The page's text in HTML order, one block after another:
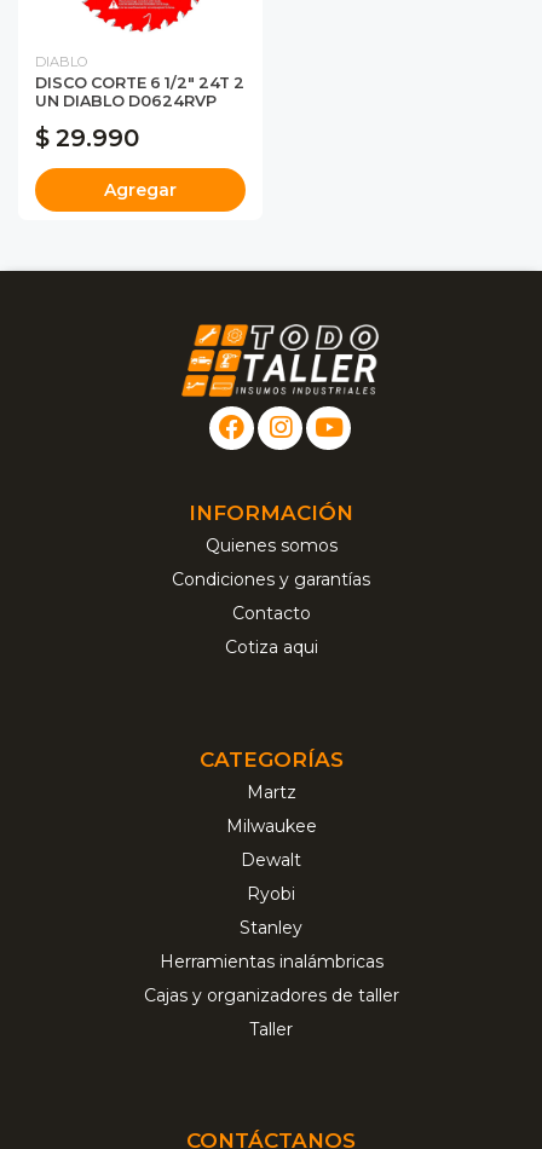
DIABLO
DISCO CORTE 6 1/2" 24T 2
UN DIABLO D0624RVP
$ 29.990
Agregar
INFORMACIÓN
Quienes somos
Condiciones y garantías
Contacto
Cotiza aqui
CATEGORÍAS
Martz
Milwaukee
Dewalt
Ryobi
Stanley
Herramientas inalámbricas
Cajas y organizadores de taller
Taller
CONTÁCTANOS